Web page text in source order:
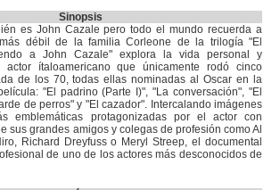
Sinopsis
es John Cazale pero todo el mundo recuerda a
débil de la familia Corleone de la trilogía "El
a John Cazale" explora la vida personal y
ítaloamericano que únicamente rodó cinco
de los 70, todas ellas nominadas al Oscar en la
"El padrino (Parte I)", "La conversación", "El
de perros" y "El cazador". Intercalando imágenes
emblemáticas protagonizadas por el actor con
sus grandes amigos y colegas de profesión como Al
Richard Dreyfuss o Meryl Streep, el documental
de uno de los actores más desconocidos de